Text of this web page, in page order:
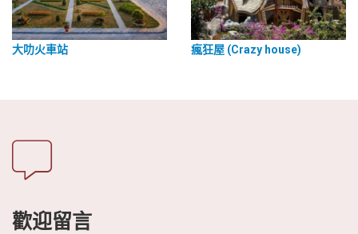
大叻火車站 瘋狂屋 (Crazy house)
歡迎留言